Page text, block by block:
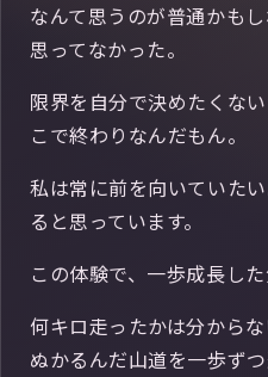
なんて思うのが普通かも
思ってなかった。
限界を自分で決めたくな
こで終わりなんだもん。
私は常に前を向いていた
ると思っています。
この体験で、一歩成長した
何キロ走ったかは分からな
ぬかるんだ山道を一歩ず